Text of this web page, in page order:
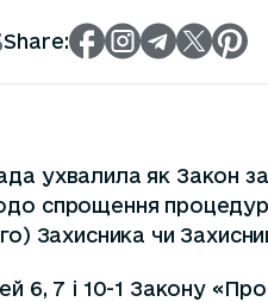
Share:
ухвалила як Закон
спрощення
Захисника чи
6, 7 і 10-1 Закону